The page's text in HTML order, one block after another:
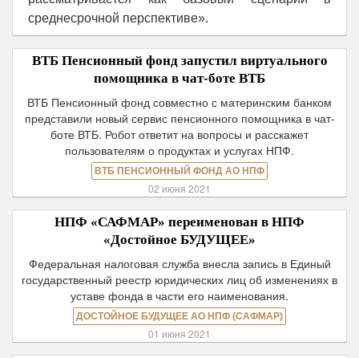
среднесрочной перспективе».
ВТБ Пенсионный фонд запустил виртуального
помощника в чат-боте ВТБ
ВТБ Пенсионный фонд совместно с материнским банком
представили новый сервис пенсионного помощника в чат-
боте ВТБ. Робот ответит на вопросы и расскажет
пользователям о продуктах и услугах НПФ.
ВТБ ПЕНСИОННЫЙ ФОНД АО НПФ
02 июня 2021
НПФ «САФМАР» переименован в НПФ
«Достойное БУДУЩЕЕ»
Федеральная налоговая служба внесла запись в Единый
государственный реестр юридических лиц об изменениях в
уставе фонда в части его наименования.
ДОСТОЙНОЕ БУДУЩЕЕ АО НПФ (САФМАР)
01 июня 2021